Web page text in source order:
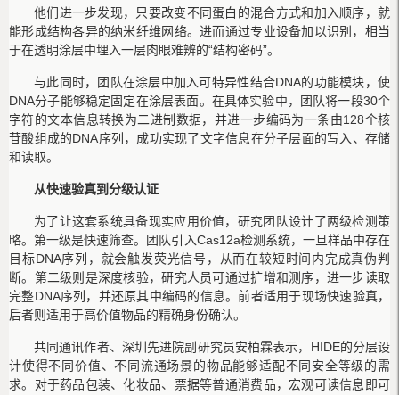
他们进一步发现，只要改变不同蛋白的混合方式和加入顺序，就
能形成结构各异的纳米纤维网络。进而通过专业设备加以识别，相当
于在透明涂层中埋入一层肉眼难辨的“结构密码”。
与此同时，团队在涂层中加入可特异性结合DNA的功能模块，使
DNA分子能够稳定固定在涂层表面。在具体实验中，团队将一段30个
字符的文本信息转换为二进制数据，并进一步编码为一条由128个核
苷酸组成的DNA序列，成功实现了文字信息在分子层面的写入、存储
和读取。
从快速验真到分级认证
为了让这套系统具备现实应用价值，研究团队设计了两级检测策
略。第一级是快速筛查。团队引入Cas12a检测系统，一旦样品中存在
目标DNA序列，就会触发荧光信号，从而在较短时间内完成真伪判
断。第二级则是深度核验，研究人员可通过扩增和测序，进一步读取
完整DNA序列，并还原其中编码的信息。前者适用于现场快速验真，
后者则适用于高价值物品的精确身份确认。
共同通讯作者、深圳先进院副研究员安柏霖表示，HIDE的分层设
计使得不同价值、不同流通场景的物品能够适配不同安全等级的需
求。对于药品包装、化妆品、票据等普通消费品，宏观可读信息即可